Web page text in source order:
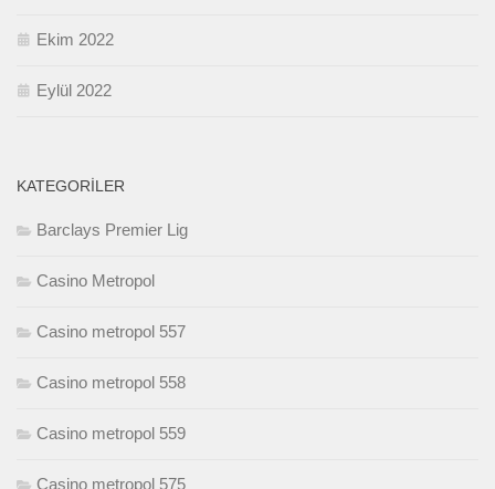
Ekim 2022
Eylül 2022
KATEGORILER
Barclays Premier Lig
Casino Metropol
Casino metropol 557
Casino metropol 558
Casino metropol 559
Casino metropol 575